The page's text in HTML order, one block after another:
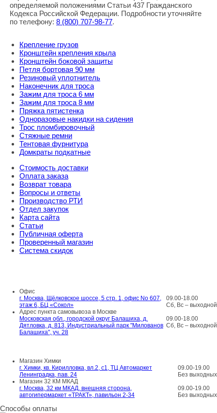
определяемой положениями Статьи 437 Гражданского
Кодекса Российской Федерации. Подробности уточняйте
по телефону: 8 (800) 707-98-77.
Крепление грузов
Кронштейн крепления крыла
Кронштейн боковой защиты
Петля бортовая 90 мм
Резиновый уплотнитель
Наконечник для троса
Зажим для троса 6 мм
Зажим для троса 8 мм
Пряжка пятистенка
Одноразовые накидки на сидения
Трос пломбировочный
Стяжные ремни
Тентовая фурнитура
Домкраты подкатные
Стоимость доставки
Оплата заказа
Возврат товара
Вопросы и ответы
Производство РТИ
Отдел закупок
Карта сайта
Статьи
Публичная оферта
Проверенный магазин
Система скидок
Офис
г. Москва, Щёлковское шоссе, 5 стр. 1, офис No 607,
этаж 6, БЦ «Сокол»
09.00-18.00
Сб, Вс – выходной
Адрес пункта самовывоза в Москве
Московская обл., городской округ Балашиха, д.
Дятловка, д. 813, Индустриальный парк "Милованов
Балашиха", уч. 28
09.00-18.00
Сб, Вс – выходной
Магазин Химки
г. Химки, кв. Кирилловка, вл.2, с1, ТЦ Автомаркет
Ленинградка, пав. 24
09.00-19.00
Без выходных
Магазин 32 КМ МКАД
г. Москва, 32 км МКАД, внешняя сторона,
автогипермаркет «ТРАКТ», павильон 2-34
09.00-19.00
Без выходных
Способы оплаты